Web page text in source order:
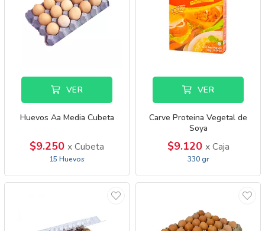
VER
Huevos Aa Media Cubeta
$9.250 x Cubeta
15 Huevos
VER
Carve Proteina Vegetal de
Soya
$9.120 x Caja
330 gr